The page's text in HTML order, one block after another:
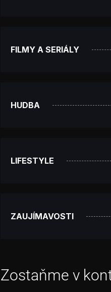
FILMY A SERIÁLY
HUDBA
LIFESTYLE
ZAUJÍMAVOSTI
Zostaňme v